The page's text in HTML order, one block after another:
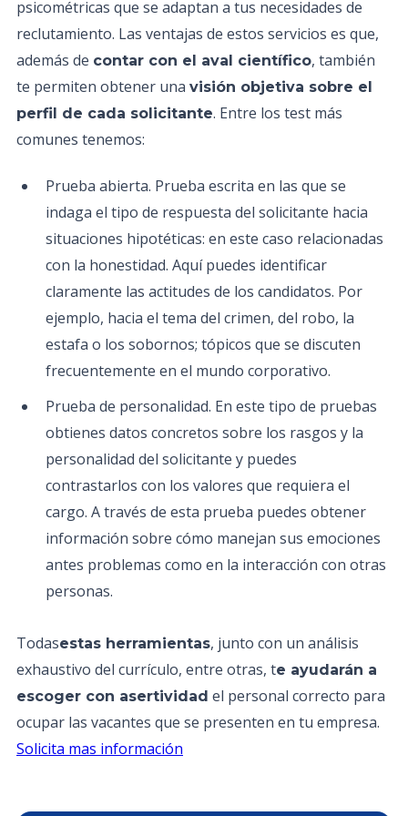
psicométricas que se adaptan a tus necesidades de
reclutamiento. Las ventajas de estos servicios es que,
además de contar con el aval científico, también
te permiten obtener una visión objetiva sobre el
perfil de cada solicitante. Entre los test más
comunes tenemos:
Prueba abierta. Prueba escrita en las que se
indaga el tipo de respuesta del solicitante hacia
situaciones hipotéticas: en este caso relacionadas
con la honestidad. Aquí puedes identificar
claramente las actitudes de los candidatos. Por
ejemplo, hacia el tema del crimen, del robo, la
estafa o los sobornos; tópicos que se discuten
frecuentemente en el mundo corporativo.
Prueba de personalidad. En este tipo de pruebas
obtienes datos concretos sobre los rasgos y la
personalidad del solicitante y puedes
contrastarlos con los valores que requiera el
cargo. A través de esta prueba puedes obtener
información sobre cómo manejan sus emociones
antes problemas como en la interacción con otras
personas.
Todasestas herramientas, junto con un análisis
exhaustivo del currículo, entre otras, te ayudarán a
escoger con asertividad el personal correcto para
ocupar las vacantes que se presenten en tu empresa.
Solicita mas información